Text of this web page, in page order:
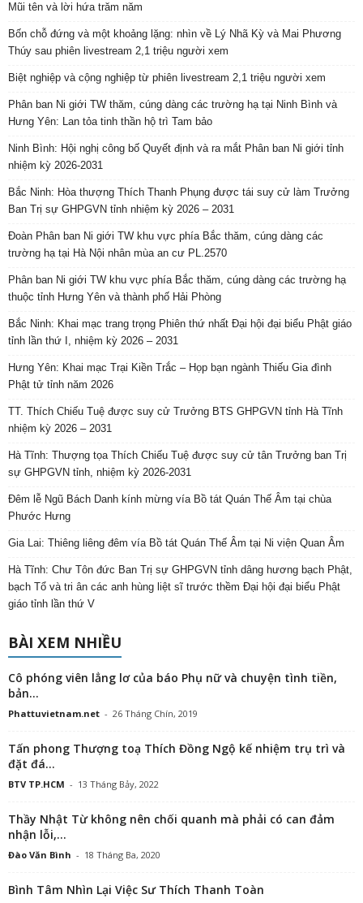
Mũi tên và lời hứa trăm năm
Bốn chỗ đứng và một khoảng lặng: nhìn về Lý Nhã Kỳ và Mai Phương
Thúy sau phiên livestream 2,1 triệu người xem
Biệt nghiệp và cộng nghiệp từ phiên livestream 2,1 triệu người xem
Phân ban Ni giới TW thăm, cúng dàng các trường hạ tại Ninh Bình và
Hưng Yên: Lan tỏa tinh thần hộ trì Tam bảo
Ninh Bình: Hội nghị công bố Quyết định và ra mắt Phân ban Ni giới tỉnh
nhiệm kỳ 2026-2031
Bắc Ninh: Hòa thượng Thích Thanh Phụng được tái suy cử làm Trưởng
Ban Trị sự GHPGVN tỉnh nhiệm kỳ 2026 – 2031
Đoàn Phân ban Ni giới TW khu vực phía Bắc thăm, cúng dàng các
trường hạ tại Hà Nội nhân mùa an cư PL.2570
Phân ban Ni giới TW khu vực phía Bắc thăm, cúng dàng các trường hạ
thuộc tỉnh Hưng Yên và thành phố Hải Phòng
Bắc Ninh: Khai mạc trang trọng Phiên thứ nhất Đại hội đại biểu Phật giáo
tỉnh lần thứ I, nhiệm kỳ 2026 – 2031
Hưng Yên: Khai mạc Trại Kiền Trắc – Họp bạn ngành Thiếu Gia đình
Phật tử tỉnh năm 2026
TT. Thích Chiếu Tuệ được suy cử Trưởng BTS GHPGVN tỉnh Hà Tĩnh
nhiệm kỳ 2026 – 2031
Hà Tĩnh: Thượng tọa Thích Chiếu Tuệ được suy cử tân Trưởng ban Trị
sự GHPGVN tỉnh, nhiệm kỳ 2026-2031
Đêm lễ Ngũ Bách Danh kính mừng vía Bồ tát Quán Thế Âm tại chùa
Phước Hưng
Gia Lai: Thiêng liêng đêm vía Bồ tát Quán Thế Âm tại Ni viện Quan Âm
Hà Tĩnh: Chư Tôn đức Ban Trị sự GHPGVN tỉnh dâng hương bạch Phật,
bạch Tổ và tri ân các anh hùng liệt sĩ trước thềm Đại hội đại biểu Phật
giáo tỉnh lần thứ V
BÀI XEM NHIỀU
Cô phóng viên lẳng lơ của báo Phụ nữ và chuyện tình tiền,
bản...
Phattuvietnam.net - 26 Tháng Chín, 2019
Tấn phong Thượng toạ Thích Đồng Ngộ kế nhiệm trụ trì và
đặt đá...
BTV TP.HCM - 13 Tháng Bảy, 2022
Thầy Nhật Từ không nên chối quanh mà phải có can đảm
nhận lỗi,...
Đào Văn Bình - 18 Tháng Ba, 2020
Bình Tâm Nhìn Lại Việc Sư Thích Thanh Toàn